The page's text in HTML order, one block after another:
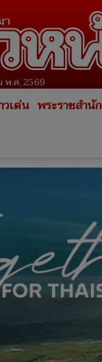
พ.ศ. 2569
วเด่น พระราชสำนัก